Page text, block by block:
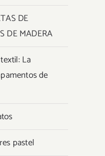
DE
DE MADERA
La
de
pastel